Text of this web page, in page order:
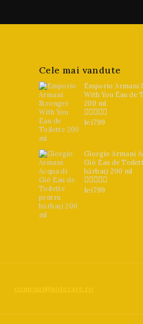
Cele mai vandute
Emporio Armani
With You Eau de
200 ml
0
lei799
Giorgio Armani
Giò Eau de
bărbați 200 ml
0
lei799
comenzi@noterare.ro